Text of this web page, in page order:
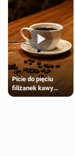
Picie do pięciu
filiżanek kawy
dziennie jest